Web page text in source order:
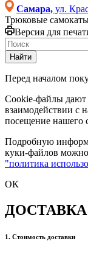
Самара, ул.
Трюковые
Версия для
Найти
Перед началом
Cookie-файлы
взаимодействии с
посещение нашего
Подробную
куки-файлов
"политика
ОК
ДОСТАВКА
1. Стоимость доставки